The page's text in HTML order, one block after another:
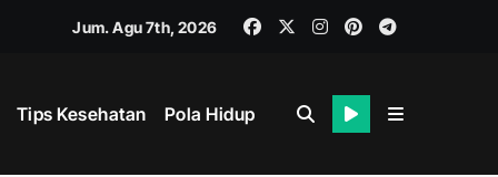
Jum. Agu 7th, 2026
Tips Kesehatan Pola Hidup